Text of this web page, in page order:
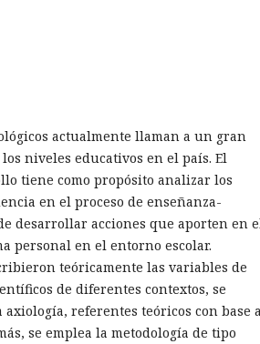
actualmente llaman a un gran
niveles educativos en el país. El
tiene como propósito analizar los
en el proceso de enseñanza-
desarrollar acciones que aporten en
personal en el entorno escolar.
teóricamente las variables de
de diferentes contextos, se
referentes teóricos con base a
se emplea la metodología de tipo